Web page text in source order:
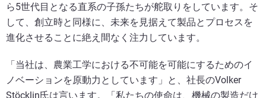
ら5世代目となる直系の子孫たちが舵取りをしています。そ
して、創立時と同様に、未来を見据えて製品とプロセスを
進化させることに絶え間なく注力しています。
「当社は、農業工学における不可能を可能にするためのイ
ノベーションを原動力としています」と、社長のVolker
Stöcklin氏は言います。「私たちの使命は、機械の製造だけ